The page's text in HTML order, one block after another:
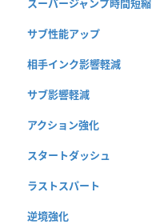
スーパージャンプ時間短縮
サブ性能アップ
相手インク影響軽減
サブ影響軽減
アクション強化
スタートダッシュ
ラストスパート
逆境強化